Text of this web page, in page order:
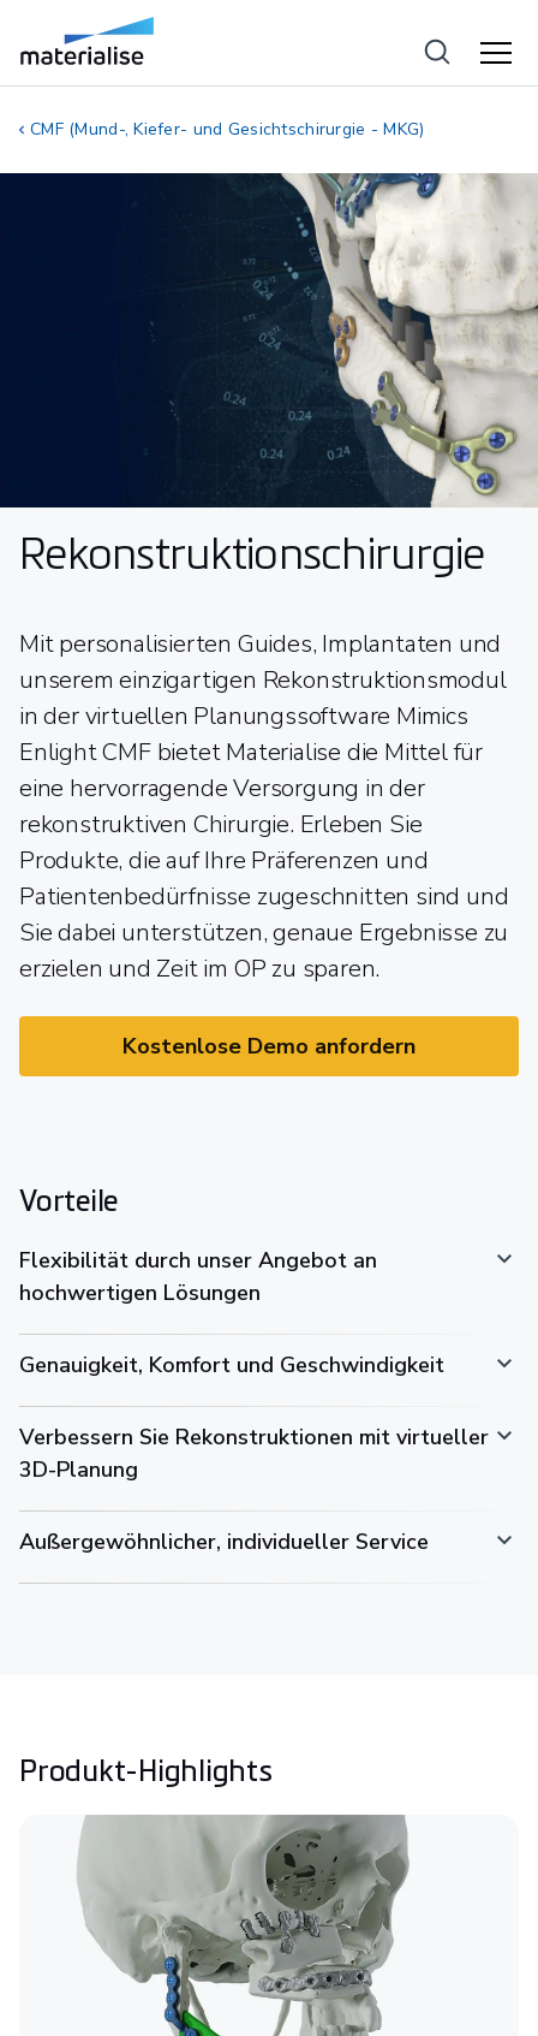
CMF (Mund-, Kiefer- und Gesichtschirurgie - MKG)
Rekonstruktionschirurgie
Mit personalisierten Guides, Implantaten und
unserem einzigartigen Rekonstruktionsmodul
in der virtuellen Planungssoftware Mimics
Enlight CMF bietet Materialise die Mittel für
eine hervorragende Versorgung in der
rekonstruktiven Chirurgie. Erleben Sie
Produkte, die auf Ihre Präferenzen und
Patientenbedürfnisse zugeschnitten sind und
Sie dabei unterstützen, genaue Ergebnisse zu
erzielen und Zeit im OP zu sparen.
Kostenlose Demo anfordern
Vorteile
Flexibilität durch unser Angebot an
hochwertigen Lösungen
Genauigkeit, Komfort und Geschwindigkeit
Verbessern Sie Rekonstruktionen mit virtueller
3D-Planung
Außergewöhnlicher, individueller Service
Produkt-Highlights